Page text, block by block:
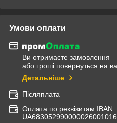
Умови оплати
Ви отримаєте замовлення
або гроші повернуться на
Детальніше
Післяплата
Оплата по реквізитам IBAN